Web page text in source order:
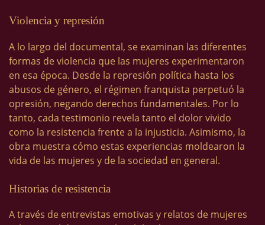
Violencia y represión
A lo largo del documental, se examinan las diferentes
formas de violencia que las mujeres experimentaron
en esa época. Desde la represión política hasta los
abusos de género, el régimen franquista perpetuó la
opresión, negando derechos fundamentales. Por lo
tanto, cada testimonio revela tanto el dolor vivido
como la resistencia frente a la injusticia. Asimismo, la
obra muestra cómo estas experiencias moldearon la
vida de las mujeres y de la sociedad en general.
Historias de resistencia
A través de entrevistas emotivas y relatos de mujeres